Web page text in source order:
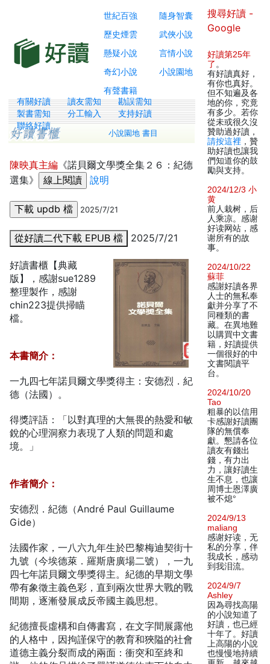
世紀百強
隨身智囊
歷史煙雲
武俠小說
懸疑小說
言情小說
奇幻小說
小說園地
有聲書籍
有關好讀 讀友需知
勘誤需知
製書需知
分工輸入
支持好讀
聯絡好讀
小說園地 書目
陳映真主編 《諾貝爾文學獎全集２６：紀德
選集》
說明
2025/7/21
從好讀二代下載 EPUB 檔 2025/7/21
好讀書櫃【典藏
版】，感謝sue1289
整理製作，感謝
chin223提供掃瞄
檔。
本書簡介：
一九四七年諾貝爾文學獎得主：安德烈．紀
德（法國）。
得獎評語：「以對真理的大無畏的熱愛和敏
銳的心理洞察力表現了人類的問題和處
境。」
作者簡介：
安德烈．紀德（André Paul Guillaume
Gide）
法國作家，一八六九年生於巴黎梅迪契街十
九號（今埃德萊．羅斯唐廣場二號），一九
四七年諾貝爾文學獎得主。紀德的早期文學
帶有象徵主義色彩，直到兩次世界大戰的戰
間期，逐漸發展成反帝國主義思想。
紀德擅長虛構和自傳書寫，在文字間展露他
的人格中，因拘謹保守的教育和狹隘的社會
道德主義分裂而成的兩面：衝突和至終和
搜尋好讀 -
Google
好讀第25年
了 。
有好讀真好，
有你也真好。
但不知遍及各
地的你，究竟
有多少。若你
從未或很久沒
贊助過好讀，
請按這裡 ，贊
助好讀也讓我
們知道你的鼓
勵與支持。
2024/12/3 小
黄
前人栽树，后
人乘凉。感谢
好读网站，感
谢所有的故
事。
2024/10/22
蘇菲
感謝好讀各界
人士的無私奉
獻并分享了不
同種類的書
藏。在異地難
以購買中文書
籍，好讀提供
一個很好的中
文書閱讀平
台。
2024/10/20
Tao
粗暴的以信用
卡感謝好讀團
隊的無償奉
獻。懇請各位
讀友有錢出
錢，有力出
力，讓好讀生
生不息，也讓
周博士恩澤廣
被不熄°
2024/9/13
maliang
感谢好读，无
私的分享，伴
我成长，感动
到我泪流。
2024/9/7
Ashley
因為尋找高陽
的小說知道了
好讀，也已經
十年了。好讀
上高陽的小說
也慢慢地持續